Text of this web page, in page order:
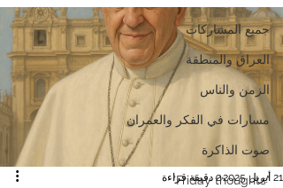
جميع المشاركات
العراق والمنطقة
الزمن والناس
مسارات في الفكر والعمران
صوت الذاكرة
"Friday thoughts" 21 أبريل 2025 2 دقيقة قراءة